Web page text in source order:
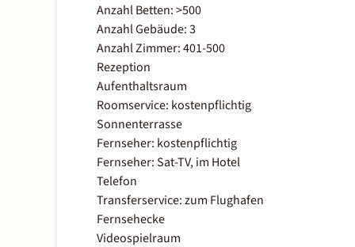
Anzahl Betten: >500
Anzahl Gebäude: 3
Anzahl Zimmer: 401-500
Rezeption
Aufenthaltsraum
Roomservice: kostenpflichtig
Sonnenterrasse
Fernseher: kostenpflichtig
Fernseher: Sat-TV, im Hotel
Telefon
Transferservice: zum Flughafen
Fernsehecke
Videospielraum